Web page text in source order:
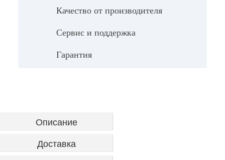
Качество от производителя
Сервис и поддержка
Гарантия
Описание
Доставка